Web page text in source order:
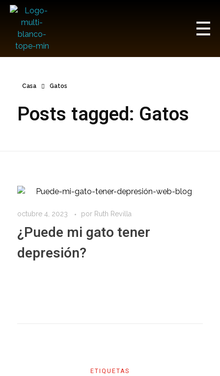
Multi Insumos DV
Mayorista de Insumos Agro-Veterinarios, Productos Biológicos, Agrícolas y Farmacéuticos
Casa Gatos
Posts tagged: Gatos
octubre 4, 2023 por Ruth Revilla
¿Puede mi gato tener
depresión?
ETIQUETAS